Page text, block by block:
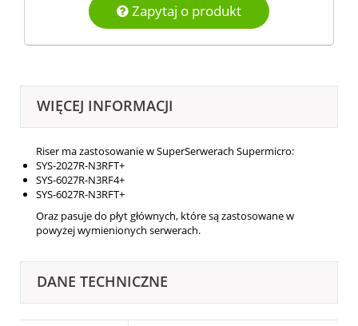
Zapytaj o produkt
WIĘCEJ INFORMACJI
Riser ma zastosowanie w SuperSerwerach Supermicro:
SYS-2027R-N3RFT+
SYS-6027R-N3RF4+
SYS-6027R-N3RFT+
Oraz pasuje do płyt głównych, które są zastosowane w
powyżej wymienionych serwerach.
DANE TECHNICZNE